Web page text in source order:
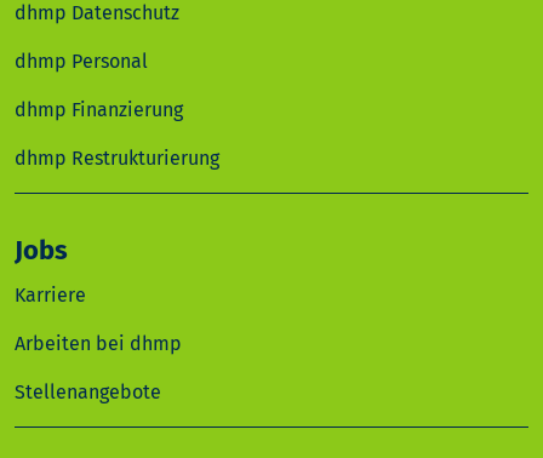
dhmp Datenschutz
dhmp Personal
dhmp Finanzierung
dhmp Restrukturierung
Jobs
Karriere
Arbeiten bei dhmp
Stellenangebote